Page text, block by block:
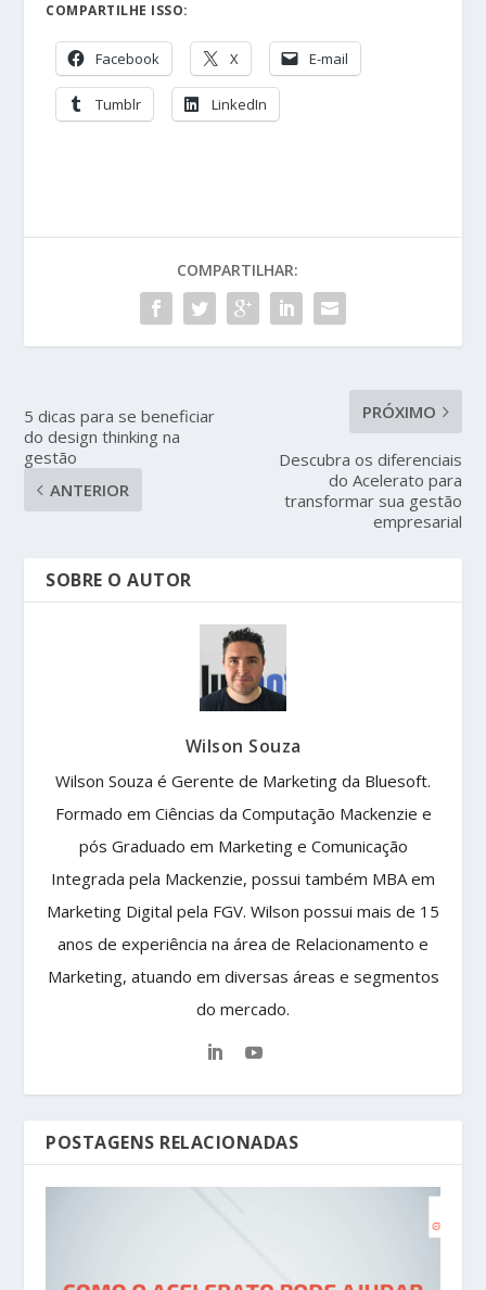
COMPARTILHE ISSO:
Facebook X E-mail
Tumblr LinkedIn
COMPARTILHAR:
5 dicas para se beneficiar
do design thinking na
gestão
ANTERIOR
PRÓXIMO
Descubra os diferenciais
do Acelerato para
transformar sua gestão
empresarial
SOBRE O AUTOR
Wilson Souza
Wilson Souza é Gerente de Marketing da Bluesoft.
Formado em Ciências da Computação Mackenzie e
pós Graduado em Marketing e Comunicação
Integrada pela Mackenzie, possui também MBA em
Marketing Digital pela FGV. Wilson possui mais de 15
anos de experiência na área de Relacionamento e
Marketing, atuando em diversas áreas e segmentos
do mercado.
POSTAGENS RELACIONADAS